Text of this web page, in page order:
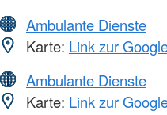
Ambulante Dienste
Karte: Link zur
Ambulante Dienste
Karte: Link zur